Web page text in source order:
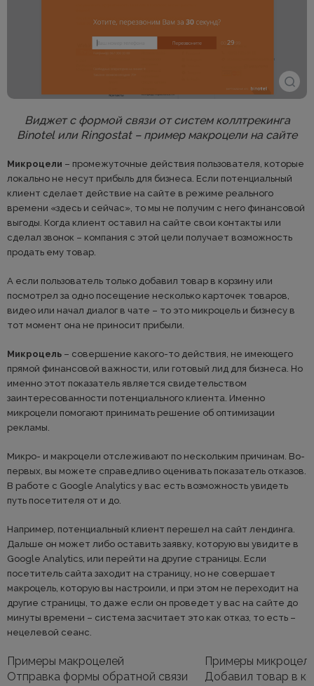
Виджет с формой связи от систем коллтрекинга
Binotel или Ringostat – пример макроцели на сайте
Микроцели – промежуточные действия пользователя, которые
локально не несут прибыль для бизнеса. Если потенциальный
клиент сделает действие на сайте в режиме реального
времени «здесь и сейчас», то мы не получим с него финансовой
выгоды. Когда клиент оставил на сайте свои контакты или
сделал звонок – компания с этой цели получает возможность
продать ему товар.
А если пользователь только добавил товар в корзину или
посмотрел за одно посещение несколько карточек товаров,
видео или начал диалог в чате – то это микроцель и бизнесу в
тот момент она не приносит прибыли.
Микроцель – совершение какого-то действия, не имеющего
прямой финансовой важности, или готовый лид для бизнеса. Но
именно этот показатель является свидетельством
заинтересованности потенциального клиента. Именно
микроцели помогают принимать решение об оптимизации
рекламы.
Микро- и макроцели отслеживают по нескольким причинам. Во-
первых, вы можете справедливо оценивать показатель отказов.
В работе с Google Analytics у вас есть возможность увидеть
путь посетителя от и до.
Например, потенциальный клиент перешел на сайт лендинга.
Дальше он может либо оставить заявку, которую вы увидите в
Google Analytics, или перейти на другие страницы. Если
посетитель сайта заходит на страницу, но не совершает
макроцель, которую вы настроили, и при этом не переходит на
другие страницы, то даже если он проведет у вас на сайте до
минуты времени – система засчитает это как отказ, то есть –
нецелевой сеанс.
Примеры макроцелей
Примеры
Отправка формы обратной связи
Добавил товар в